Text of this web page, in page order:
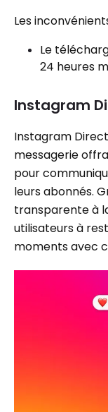
Les
Le
24 heures
Instagram
Instagram
messagerie
pour
leurs abonnés.
transparente à
utilisateurs à
moments avec